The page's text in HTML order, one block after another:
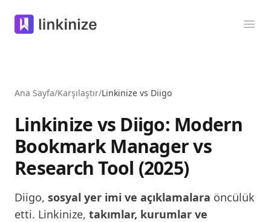
Linkinize
Ana Sayfa/Karşılaştır/Linkinize vs Diigo
Linkinize vs Diigo: Modern
Bookmark Manager vs
Research Tool (2025)
Diigo, sosyal yer imi ve açıklamalara öncülük
etti. Linkinize, takımlar, kurumlar ve